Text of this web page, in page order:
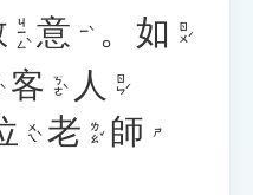
ㄐㄧㄥˋ 意 ㄧˋ 。 如 ㄖㄨˊ
客 ㄎㄜˋ 人 ㄖㄣˊ
ㄨㄟˋ 老 ㄌㄠˇ 師 ㄕ